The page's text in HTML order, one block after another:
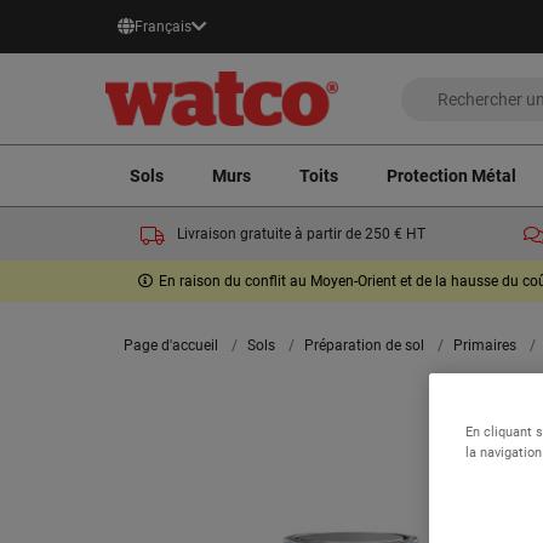
Français
Sols Murs Toits Protection Métal
Livraison gratuite à partir de 250 € HT
En raison du conflit au Moyen-Orient et de la hausse du
Page d'accueil Sols Préparation de sol Primaires
En cliquant
la